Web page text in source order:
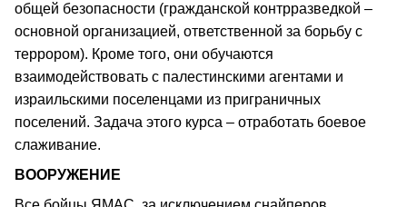
общей безопасности (гражданской контрразведкой –
основной организацией, ответственной за борьбу с
террором). Кроме того, они обучаются
взаимодействовать с палестинскими агентами и
израильскими поселенцами из приграничных
поселений. Задача этого курса – отработать боевое
слаживание.
ВООРУЖЕНИЕ